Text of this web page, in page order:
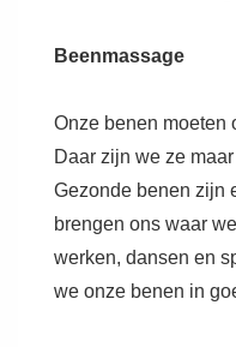
Beenmassage
Onze benen moeten
Daar zijn we ze
Gezonde benen zijn
brengen ons waar
werken, dansen en
we onze benen in